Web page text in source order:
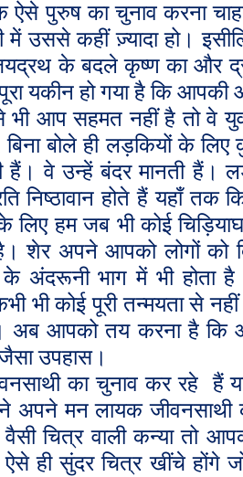
पुरुष का चुनाव करना
उससे कहीं ज़्यादा हो।
के बदले कृष्ण का और
यकीन हो गया है कि
भी आप सहमत नहीं है तो वे
बिना बोले ही लड़कियों के
हैं। वे उन्हें बंदर मानती हैं।
निष्ठावान होते हैं यहाँ तक
लिए हम जब भी कोई
शेर अपने आपको लोगों को
अंदरूनी भाग में भी होता
भी कोई पूरी तन्मयता से
आपको तय करना है कि
जैसा उपहास।
का चुनाव कर रहे हैं
अपने मन लायक
चित्र वाली कन्या तो
ही सुंदर चित्र खींचे होंगे